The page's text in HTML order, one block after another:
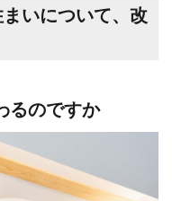
いについて、改
るのですか